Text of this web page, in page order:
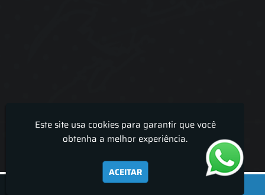
Lira Luz Decor - Cortinas sob medidas e persianas
Este site usa cookies para garantir que você
obtenha a melhor experiência.
ACEITAR